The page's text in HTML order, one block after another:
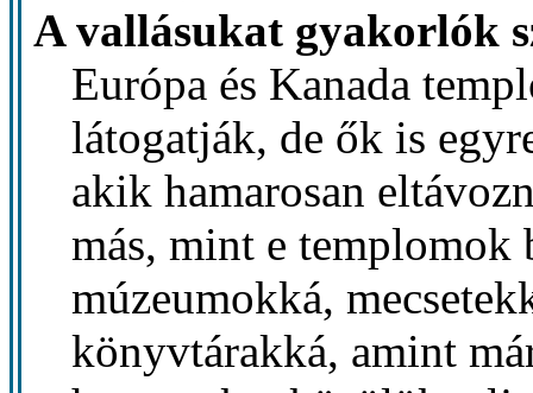
A vallásukat gyakorlók
Európa és Kanada
látogatják, de ők is
akik hamarosan
más, mint e templomok
múzeumokká,
könyvtárakká, amint